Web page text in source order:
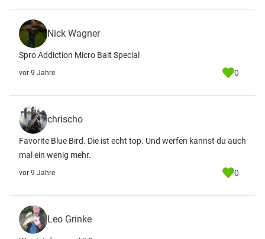
Nick Wagner
Spro Addiction Micro Bait Special
vor 9 Jahre 0
chrischo
Favorite Blue Bird. Die ist echt top. Und werfen kannst du auch
mal ein wenig mehr.
vor 9 Jahre 0
Leo Grinke